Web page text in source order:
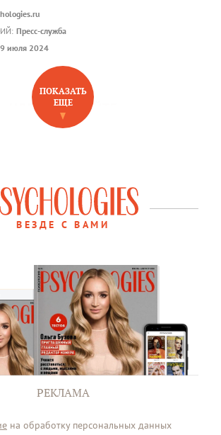
Пресс-служба
июля 2024
НОВОЕ НА САЙТЕ
ПОКАЗАТЬ
ЕЩЕ
ВЕЗДЕ С ВАМИ
РЕКЛАМА
на обработку персональных данных